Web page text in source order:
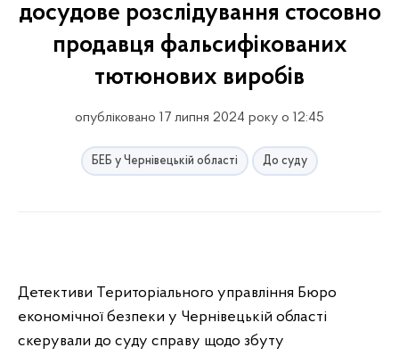
досудове розслідування стосовно
продавця фальсифікованих
тютюнових виробів
опубліковано 17 липня 2024 року о 12:45
БЕБ у Чернівецькій області До суду
Детективи Територіального управління Бюро
економічної безпеки у Чернівецькій області
скерували до суду справу щодо збуту